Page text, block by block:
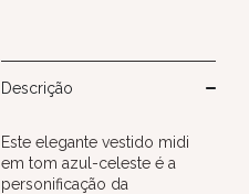
Descrição
Este elegante vestido midi
em tom azul-celeste é a
personificação da